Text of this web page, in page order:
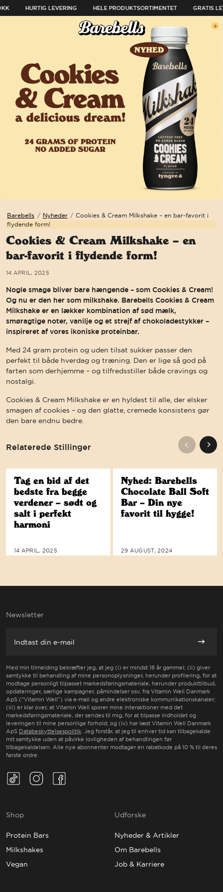
HURTIG LEVERING HELE PRODUKTSORTIMENTET GRATIS
0
Barebells / Nyheder / Cookies & Cream Milkshake – en bar-favorit i
flydende form!
Cookies & Cream Milkshake – en
bar-favorit i flydende form!
14 APRIL, 2025
Nogle smage bliver bare hængende – som Cookies & Cream!
Og nu er den her som milkshake. Barebells Cookies & Cream
Milkshake er en lækker kombination af sød mælk,
smøragtige noter, vanilje og et strejf af chokoladestykker –
inspireret af vores ikoniske proteinbar.
Med 24 gram protein og uden tilsat sukker passer den
perfekt til både hverdag og træning. Den er lige så god på
farten som derhjemme – og tilfredsstiller både cravings og
nostalgi.
Cookies & Cream Milkshake er en hyldest til alle, der elsker
smagen af cookies – og den glatte, cremede konsistens gør
den bare endnu bedre.
Relaterede Stillinger
Tag en bid af det
bedste fra begge
verdener – sødt og
salt i perfekt
harmoni
14 APRIL, 2025
Nyhed: Barebells
Chocolate Ball Soft
Bar – Din nye
favorit til hygge!
29 AUGUST, 2024
Shop
Protein Bars
Milkshakes
Vegan
Udforske
Nyheder & Artikler
Om Barebells
Job & Karriere
Newsletter
Med min tilmelding bekræfter jeg, at jeg (i) er mindst 18 år gammel; (ii) giver
samtykke til behandling af mine personoplysninger, herunder profilering, for at
modtage personligt tilpasset markedsføringsmateriale, herunder produkttilbud,
opdateringer, særlige kampagner, påmindelser osv. fra Vitamin Well Danmark
ApS (“Vitamin Well”) via e-mail og andre elektroniske kommunikationskanaler;
(iii) er klar over, at Vitamin Well sporer mine interaktioner med det
markedsføringsmateriale, der sendes til mig, for at tilpasse indholdet og
leveringen til mine personlige forhold; og (iv) har læst Vitamin Well Danmark
ApS Databeskyttelsespolitik . Jeg forstår, at jeg til enhver tid kan tilbagekalde
mit samtykke uden at påvirke lovligheden af behandlingen før
tilbagekaldelsen. Alle nye abonnenter modtager en rabatkode på 10 % til deres
første ordre.
TikTok(Opens in a new tab)
Instagram(Opens in a new tab)
Facebook(Opens in a new tab)
BAREBELLS ER FORPLIGTET TIL
menuen